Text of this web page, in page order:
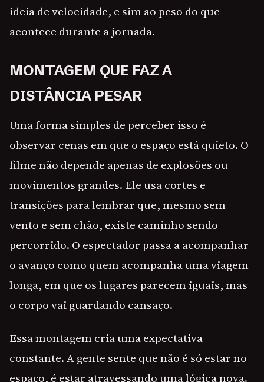
ideia de velocidade, e sim ao peso do que
acontece durante a jornada.
MONTAGEM QUE FAZ A
DISTÂNCIA PESAR
Uma forma simples de perceber isso é
observar cenas em que o espaço está quieto. O
filme não depende apenas de explosões ou
movimentos grandes. Ele usa cortes e
transições para lembrar que, mesmo sem
vento e sem chão, existe caminho sendo
percorrido. O espectador passa a acompanhar
o avanço como quem acompanha uma viagem
longa, em que os lugares parecem iguais, mas
o corpo vai guardando cansaço.
Essa montagem cria uma expectativa
constante. A gente sente que não é só estar no
espaço, é estar atravessando uma lógica nova.